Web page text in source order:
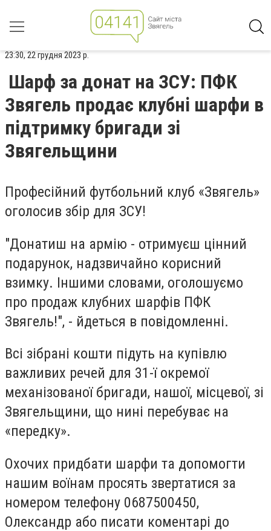
23:30, 22 грудня 2023 р.
Шарф за донат на ЗСУ: ПФК
Звягель продає клубні шарфи в
підтримку бригади зі
Звягельщини
Професійний футбольний клуб «Звягель»
оголосив збір для ЗСУ!
"Донатиш на армію - отримуєш цінний
подарунок, надзвичайно корисний
взимку. Іншими словами, оголошуємо
про продаж клубних шарфів ПФК
Звягель!", - йдеться в повідомленні.
Всі зібрані кошти підуть на купівлю
важливих речей для 31-ї окремої
механізованої бригади, нашої, місцевої, зі
Звягельщини, що нині перебуває на
«передку».
Охочих придбати шарфи та допомогти
нашим воїнам просять звертатися за
номером телефону 0687500450,
Олександр або писати коментарі до